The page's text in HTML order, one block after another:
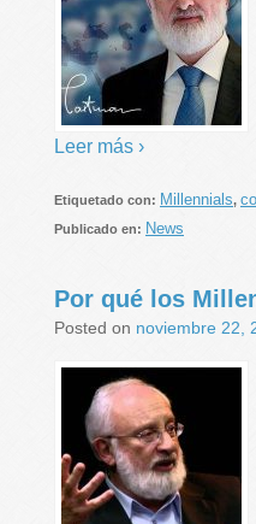
Leer más ›
Etiquetado con: Millennials,
Publicado en: News
Por qué los
Posted on noviembre 22,